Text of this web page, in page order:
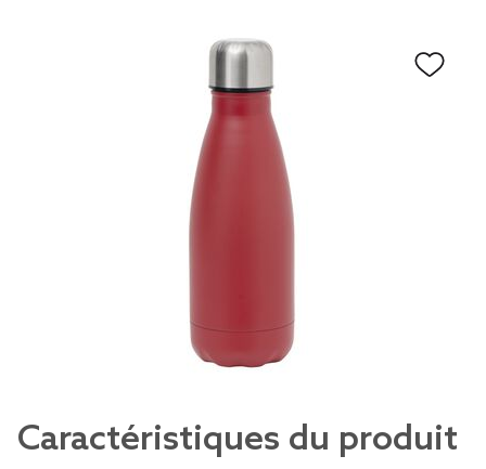
Caractéristiques du produit